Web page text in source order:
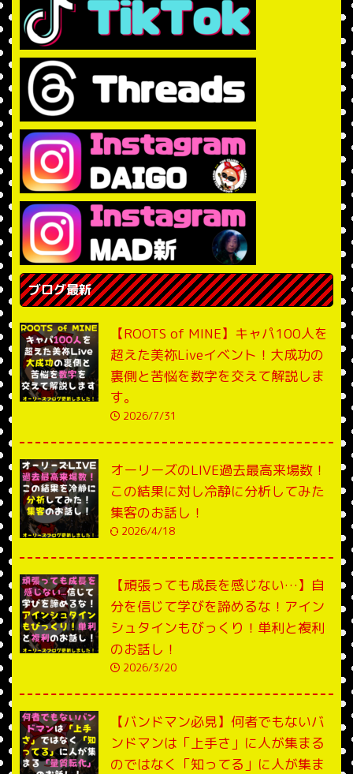
ブログ最新
【ROOTS of MINE】キャパ100人を
超えた美祢Liveイベント！大成功の
裏側と苦悩を数字を交えて解説しま
す。
2026/7/31
オーリーズのLIVE過去最高来場数！
この結果に対し冷静に分析してみた
集客のお話し！
2026/4/18
【頑張っても成長を感じない…】自
分を信じて学びを諦めるな！アイン
シュタインもびっくり！単利と複利
のお話し！
2026/3/20
【バンドマン必見】何者でもないバ
ンドマンは「上手さ」に人が集まる
のではなく「知ってる」に人が集ま